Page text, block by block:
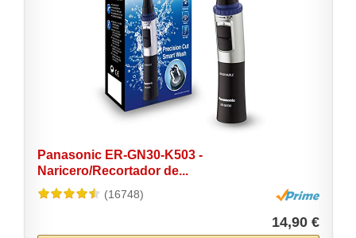
Panasonic ER-GN30-K503 -
Naricero/Recortador de...
(16748)
14,90 €